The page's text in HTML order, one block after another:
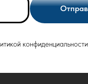
конфиденциальности